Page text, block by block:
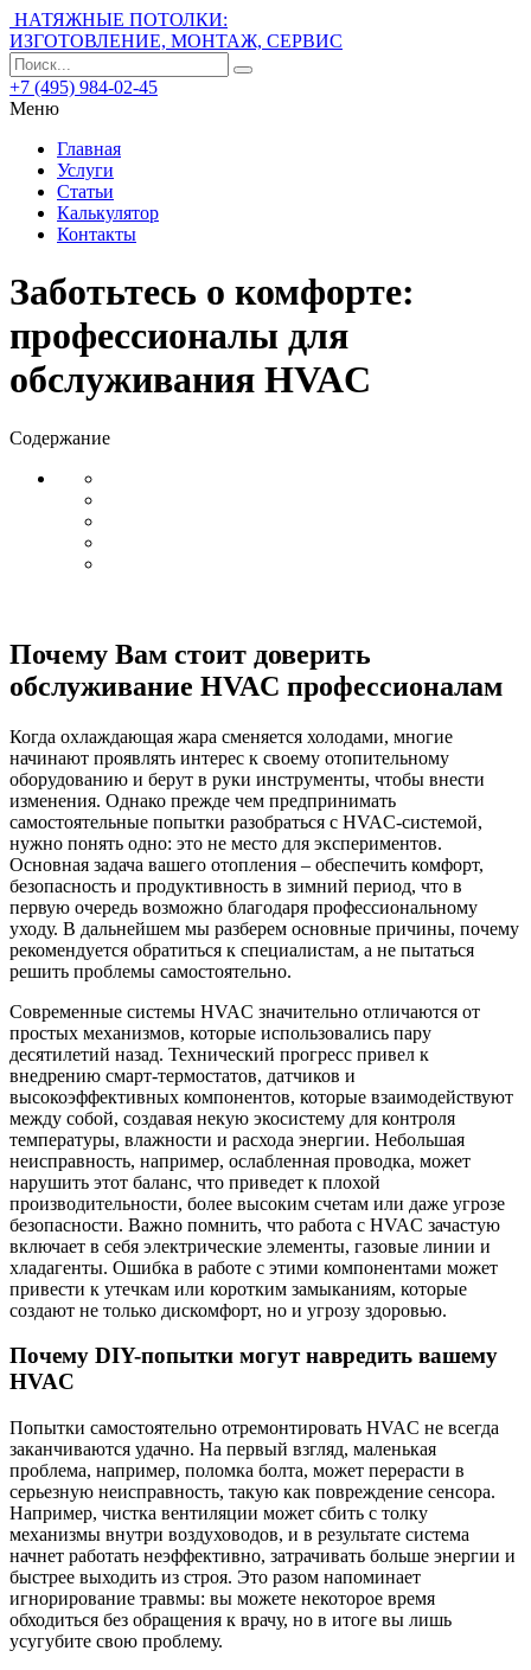
НАТЯЖНЫЕ ПОТОЛКИ:
ИЗГОТОВЛЕНИЕ, МОНТАЖ, СЕРВИС
+7 (495) 984-02-45
Меню
Главная
Услуги
Статьи
Калькулятор
Контакты
Заботьтесь о комфорте:
профессионалы для
обслуживания HVAC
Содержание
Почему Вам стоит доверить
обслуживание HVAC профессионалам
Когда охлаждающая жара сменяется холодами, многие
начинают проявлять интерес к своему отопительному
оборудованию и берут в руки инструменты, чтобы внести
изменения. Однако прежде чем предпринимать
самостоятельные попытки разобраться с HVAC-системой,
нужно понять одно: это не место для экспериментов.
Основная задача вашего отопления – обеспечить комфорт,
безопасность и продуктивность в зимний период, что в
первую очередь возможно благодаря профессиональному
уходу. В дальнейшем мы разберем основные причины, почему
рекомендуется обратиться к специалистам, а не пытаться
решить проблемы самостоятельно.
Современные системы HVAC значительно отличаются от
простых механизмов, которые использовались пару
десятилетий назад. Технический прогресс привел к
внедрению смарт-термостатов, датчиков и
высокоэффективных компонентов, которые взаимодействуют
между собой, создавая некую экосистему для контроля
температуры, влажности и расхода энергии. Небольшая
неисправность, например, ослабленная проводка, может
нарушить этот баланс, что приведет к плохой
производительности, более высоким счетам или даже угрозе
безопасности. Важно помнить, что работа с HVAC зачастую
включает в себя электрические элементы, газовые линии и
хладагенты. Ошибка в работе с этими компонентами может
привести к утечкам или коротким замыканиям, которые
создают не только дискомфорт, но и угрозу здоровью.
Почему DIY-попытки могут навредить вашему
HVAC
Попытки самостоятельно отремонтировать HVAC не всегда
заканчиваются удачно. На первый взгляд, маленькая
проблема, например, поломка болта, может перерасти в
серьезную неисправность, такую как повреждение сенсора.
Например, чистка вентиляции может сбить с толку
механизмы внутри воздуховодов, и в результате система
начнет работать неэффективно, затрачивать больше энергии и
быстрее выходить из строя. Это разом напоминает
игнорирование травмы: вы можете некоторое время
обходиться без обращения к врачу, но в итоге вы лишь
усугубите свою проблему.